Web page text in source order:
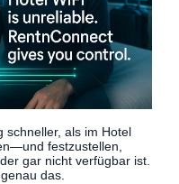
schneller, als im Hotel
festzustellen,
gar nicht verfügbar ist.
das.